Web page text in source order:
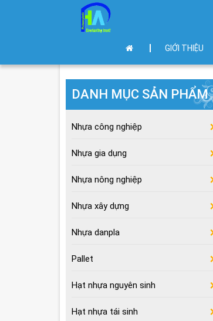
GIỚI THIỆU
DANH MỤC SẢN PHẨM
Nhựa công nghiệp
Nhựa gia dụng
Nhựa nông nghiệp
Nhựa xây dựng
Nhựa danpla
Pallet
Hạt nhựa nguyên sinh
Hạt nhựa tái sinh